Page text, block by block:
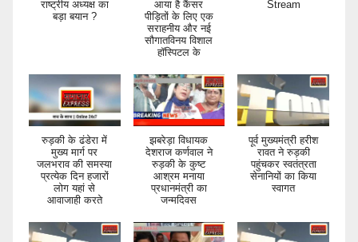
राष्ट्रीय अध्यक्ष का
बड़ा बयान ?
आया है कैंसर
पीड़ितों के लिए एक
सराहनीय और नई
सौगातविनय विशाल
हॉस्पिटल के
Stream
रुड़की के ढंडेरा में
मुख्य मार्ग पर
जलभराव की समस्या
प्रत्येक दिन हजारों
लोग यहां से
आवाजाही करते
झबरेड़ा विधायक
देशराज कर्णवाल ने
रुड़की के कुष्ट
आश्रम मनाया
प्रधानमंत्री का
जन्मदिवस
पूर्व मुख्यमंत्री हरीश
रावत ने रुड़की
पहुंचकर स्वतंत्रता
सेनानियों का किया
स्वागत